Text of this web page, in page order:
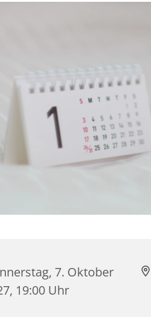
7. Oktober
19:00 Uhr